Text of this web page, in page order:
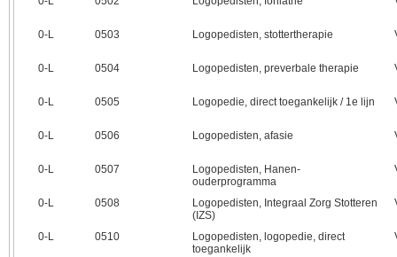
0‑L 0503 Logopedisten, stottertherapie
0‑L 0504 Logopedisten, preverbale therapie
0‑L 0505 Logopedie, direct toegankelijk / 1e lijn
0‑L 0506 Logopedisten, afasie
0‑L 0507
Logopedisten, Hanen-
ouderprogramma
0‑L 0508
Logopedisten, Integraal Zorg Stotteren
(IZS)
0‑L 0510
Logopedisten, logopedie, direct
toegankelijk